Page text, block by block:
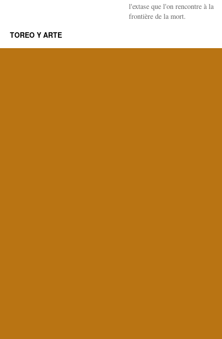
l'extase que l'on rencontre à la
frontière de la mort.
TOREO Y ARTE